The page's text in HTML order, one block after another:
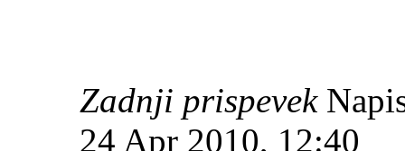
Zadnji prispevek
24 Apr 2010, 12:40